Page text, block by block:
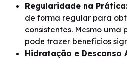
Regularidade na Prática
de forma regular para
consistentes. Mesmo
pode trazer benefícios
Hidratação e Descanso